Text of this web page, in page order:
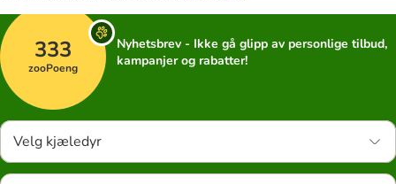
333
zooPoeng
Nyhetsbrev - Ikke gå glipp av personlige tilbud,
kampanjer og rabatter!
Velg kjæledyr